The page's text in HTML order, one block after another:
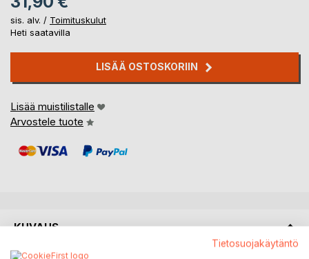
sis. alv. / Toimituskulut
Heti saatavilla
LISÄÄ OSTOSKORIIN
Lisää muistilistalle
Arvostele tuote
KUVAUS
Tietosuojakäytäntö